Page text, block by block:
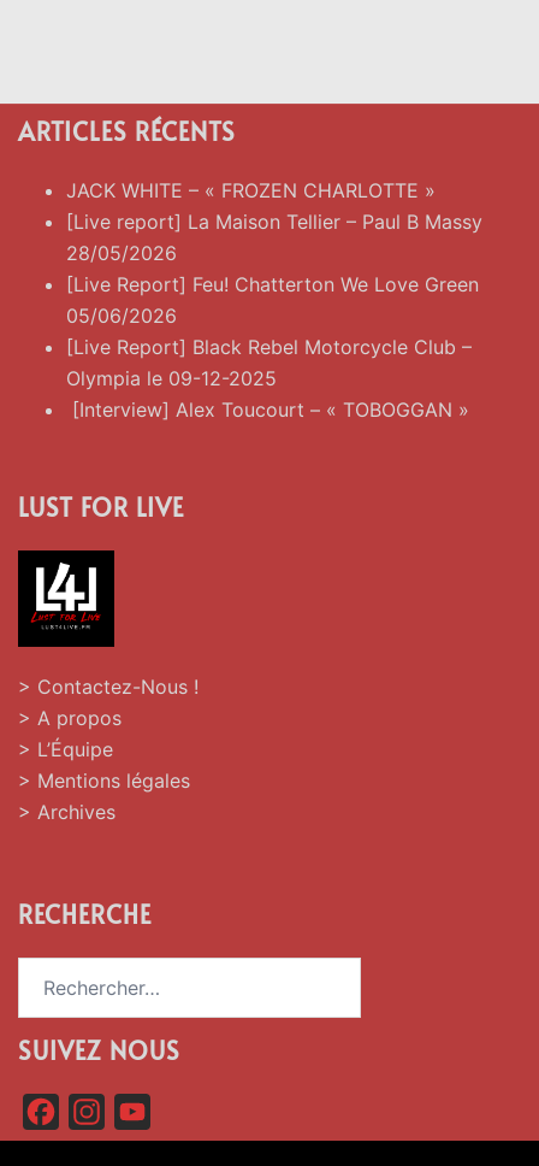
ARTICLES RÉCENTS
JACK WHITE – « FROZEN CHARLOTTE »
[Live report] La Maison Tellier – Paul B Massy
28/05/2026
[Live Report] Feu! Chatterton We Love Green
05/06/2026
[Live Report] Black Rebel Motorcycle Club –
Olympia le 09-12-2025
[Interview] Alex Toucourt – « TOBOGGAN »
LUST FOR LIVE
> Contactez-Nous !
> A propos
> L’Équipe
> Mentions légales
> Archives
RECHERCHE
SUIVEZ NOUS
a
n
o